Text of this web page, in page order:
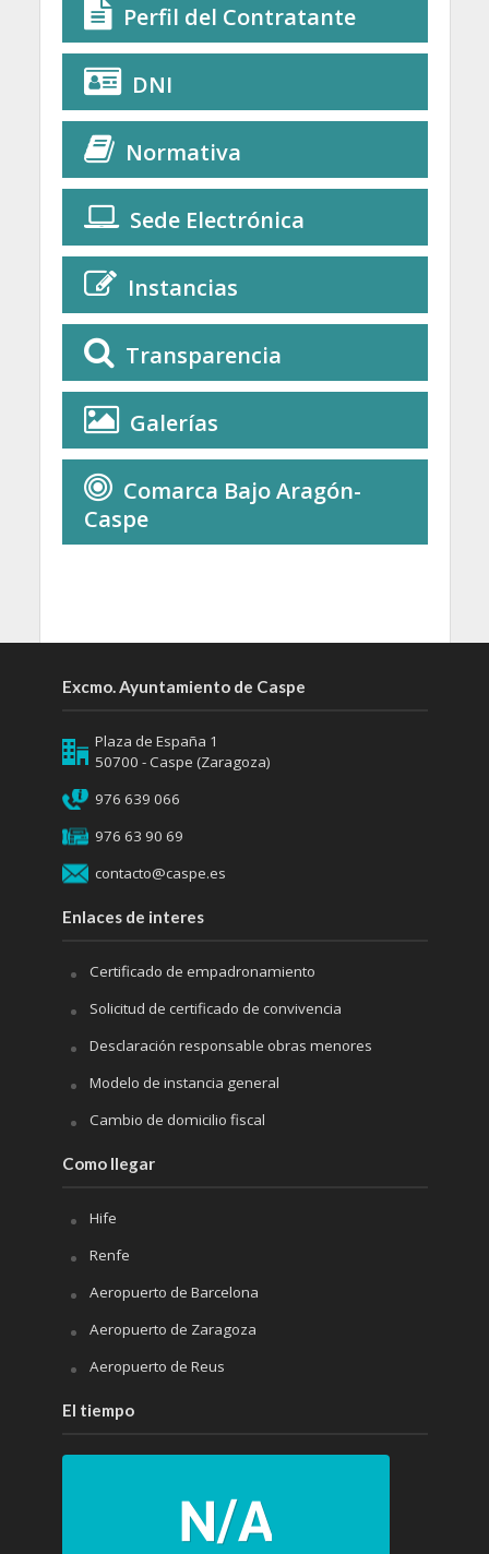
Perfil del Contratante
DNI
Normativa
Sede Electrónica
Instancias
Transparencia
Galerías
Comarca Bajo Aragón-
Caspe
Excmo. Ayuntamiento de Caspe
Plaza de España 1
50700 - Caspe (Zaragoza)
976 639 066
976 63 90 69
contacto@caspe.es
Enlaces de interes
Certificado de empadronamiento
Solicitud de certificado de convivencia
Desclaración responsable obras menores
Modelo de instancia general
Cambio de domicilio fiscal
Como llegar
Hife
Renfe
Aeropuerto de Barcelona
Aeropuerto de Zaragoza
Aeropuerto de Reus
El tiempo